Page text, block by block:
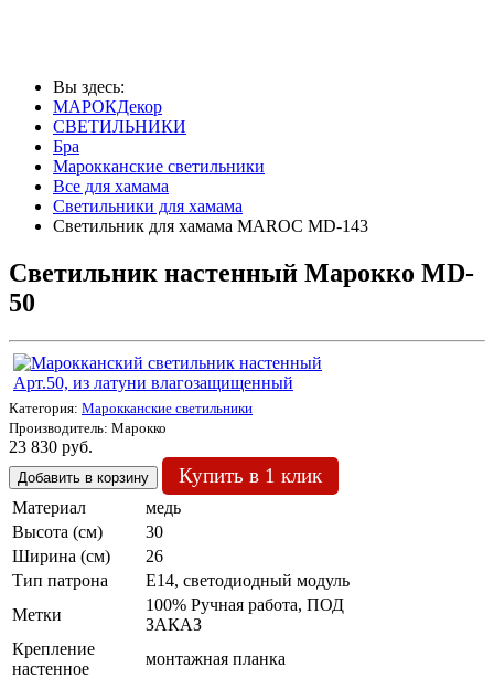
Вы здесь:
МАРОКДекор
СВЕТИЛЬНИКИ
Бра
Марокканские светильники
Все для хамама
Светильники для хамама
Светильник для хамама MAROC MD-143
Светильник настенный Марокко MD-
50
Категория: Марокканские светильники
Производитель: Марокко
23 830 руб.
Купить в 1 клик
Материал
медь
Высота (см)
30
Ширина (см)
26
Тип патрона
Е14, светодиодный модуль
Метки
100% Ручная работа, ПОД
ЗАКАЗ
Крепление
настенное
монтажная планка